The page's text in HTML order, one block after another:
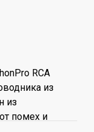
RCA
из
из
помех и